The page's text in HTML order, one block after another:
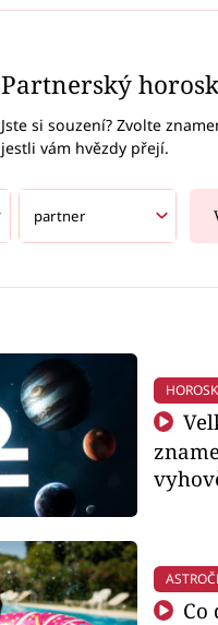
Partnerský
Jste si souzení? Zvolte
jestli vám hvězdy přejí.